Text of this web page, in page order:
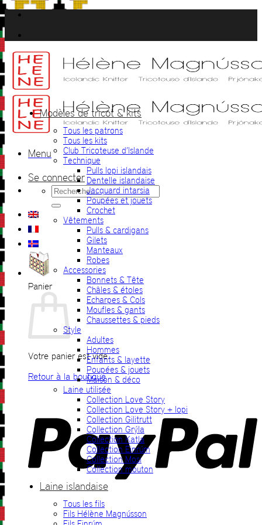
Passer
au
contenu
Menu
Se connecter
Recherche
pour :
Panier
Votre panier est vide.
Retour à la boutique
Modèles de tricot & kits
Tous les patrons
Tous les kits
Club Tricoteuse d’Islande
Technique
Pulls lopi islandais
Dentelle islandaise
Jacquard intarsia
Poupées et jouets
Crochet
Vêtements
Pulls & cardigans
Gilets
Manteaux
Robes
Accessories
Bonnets & Tête
Châles & étoles
Echarpes & Cols
Moufles & gants
Chaussettes & pieds
Style
Adultes
Hommes
Enfants & layette
Poupées & jouets
Maison & déco
Laine utilisée
Collection Love Story
Collection Love Story + lopi
Collection Gilitrutt
Collection Grýla
Collection Katla
Collection Einrúm
Collection Mosi
Collection mouton
Laine islandaise
Tous les fils
Fils Hélène Magnússon